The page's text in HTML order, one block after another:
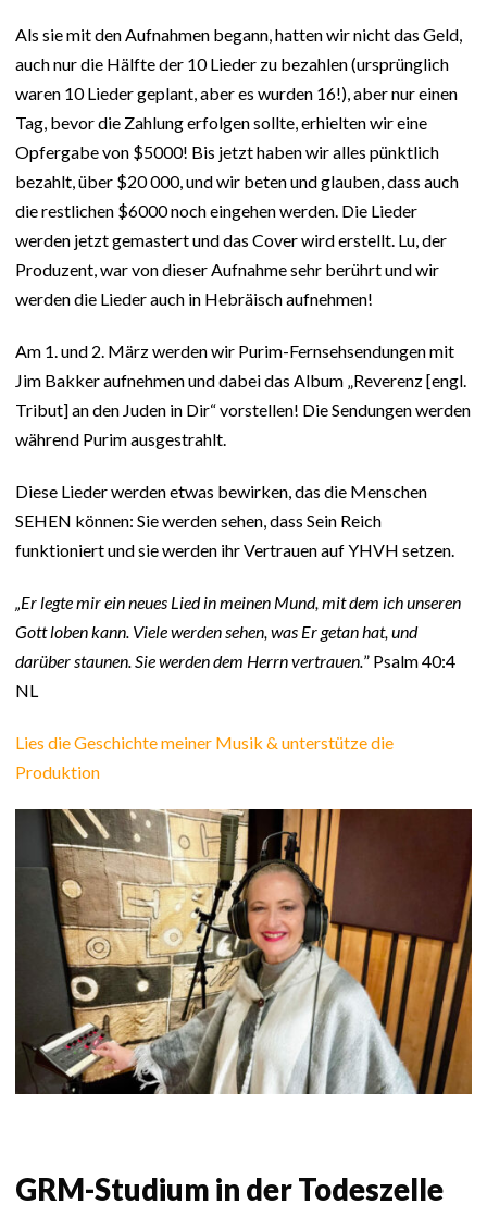
Als sie mit den Aufnahmen begann, hatten wir nicht das Geld,
auch nur die Hälfte der 10 Lieder zu bezahlen (ursprünglich
waren 10 Lieder geplant, aber es wurden 16!), aber nur einen
Tag, bevor die Zahlung erfolgen sollte, erhielten wir eine
Opfergabe von $5000! Bis jetzt haben wir alles pünktlich
bezahlt, über $20 000, und wir beten und glauben, dass auch
die restlichen $6000 noch eingehen werden. Die Lieder
werden jetzt gemastert und das Cover wird erstellt. Lu, der
Produzent, war von dieser Aufnahme sehr berührt und wir
werden die Lieder auch in Hebräisch aufnehmen!
Am 1. und 2. März werden wir Purim-Fernsehsendungen mit
Jim Bakker aufnehmen und dabei das Album „Reverenz [engl.
Tribut] an den Juden in Dir“ vorstellen! Die Sendungen werden
während Purim ausgestrahlt.
Diese Lieder werden etwas bewirken, das die Menschen
SEHEN können: Sie werden sehen, dass Sein Reich
funktioniert und sie werden ihr Vertrauen auf YHVH setzen.
„Er legte mir ein neues Lied in meinen Mund, mit dem ich unseren
Gott loben kann. Viele werden sehen, was Er getan hat, und
darüber staunen. Sie werden dem Herrn vertrauen.” Psalm 40:4
NL
Lies die Geschichte meiner Musik & unterstütze die
Produktion
GRM-Studium in der Todeszelle